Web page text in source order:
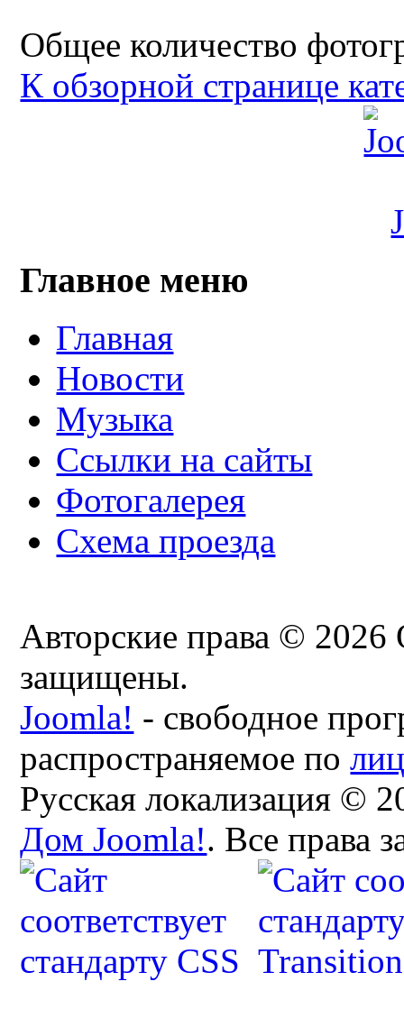
Общее количество
К обзорной странице
Главное меню
Главная
Новости
Музыка
Ссылки на сайты
Фотогалерея
Схема проезда
Авторские права © 2026
защищены.
Joomla! - свободное
распространяемое по
Русская локализация ©
Дом Joomla!. Все права